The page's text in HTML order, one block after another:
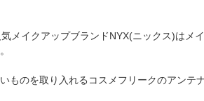
メイクアップブランドNYX(ニックス)は
ものを取り入れるコスメフリークのアン